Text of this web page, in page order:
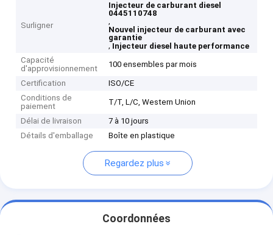
Surligner
Injecteur de carburant diesel
0445110748
,
Nouvel injecteur de carburant avec
garantie
, Injecteur diesel haute performance
Capacité
d'approvisionnement
100 ensembles par mois
Certification
ISO/CE
Conditions de
paiement
T/T, L/C, Western Union
Délai de livraison
7 à 10 jours
Détails d'emballage
Boîte en plastique
Regardez plus
Coordonnées